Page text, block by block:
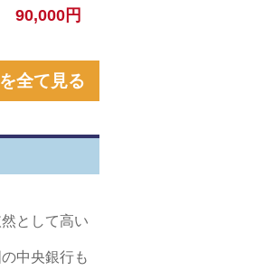
90,000円
全て見る
として高い
中央銀行も